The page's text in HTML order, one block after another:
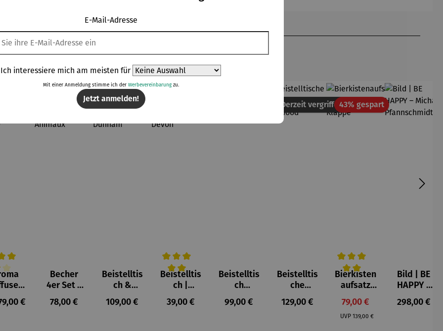
Topseller aus der Kategorie Wohnwelt
Bewertung von 4 von 5 Sternen
und
–Preis:
€
Becher
4er Set –
Pablo
Picasso –
Regulärer Preis:
78,00 €
Beistelltis
ch &
Hocker |
Teakholz –
Regulärer Preis:
109,00 €
Durchschnittliche Bewertung von 5 von 5 Sternen
Beistelltis
ch |
klappbar
Teakholz –
Regulärer Preis:
39,00 €
Derzeit vergriffen
Beistelltis
ch
Teakholz
rund –
Regulärer Preis:
99,00 €
Derzeit vergriffen
Beistelltis
che
Teakholz –
Verwood
Regulärer Preis:
129,00 €
43% gespartRabatt
Durchschnittliche Bewertung
Bierkisten
aufsatz
Teak mit
Klappe
Verkaufspreis:
79,00 €
UVP Regulärer Preis:
139,00 €
Bild | BE
HAPPY –
Michael
Pfannsch
Regulärer
298,00 €
E-Mail-Adresse
Ich interessiere mich am meisten für
Mit einer Anmeldung stimme ich der Werbevereinbarungzu.
Jetzt anmelden!